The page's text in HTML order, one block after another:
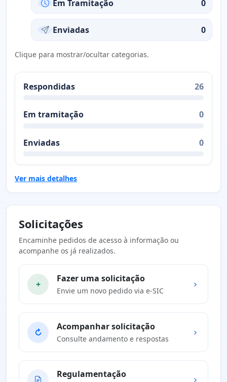
Em Tramitação 0
Enviadas 0
Clique para mostrar/ocultar categorias.
Respondidas 26
Em tramitação 0
Enviadas 0
Ver mais detalhes
Solicitações
Encaminhe pedidos de acesso à informação ou
acompanhe os já realizados.
+
Fazer uma solicitação
Envie um novo pedido via e-SIC
↻
Acompanhar solicitação
Consulte andamento e respostas
Regulamentação